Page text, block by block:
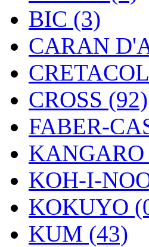
BIC (3)
CARAN
CROSS (92)
FABER-
KANGARO
KOH-I-
KOKUYO
KUM (43)